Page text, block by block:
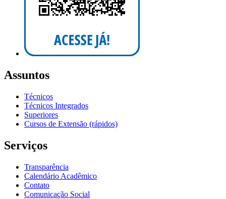
Assuntos
Técnicos
Técnicos Integrados
Superiores
Cursos de Extensão (rápidos)
Serviços
Transparência
Calendário Acadêmico
Contato
Comunicação Social